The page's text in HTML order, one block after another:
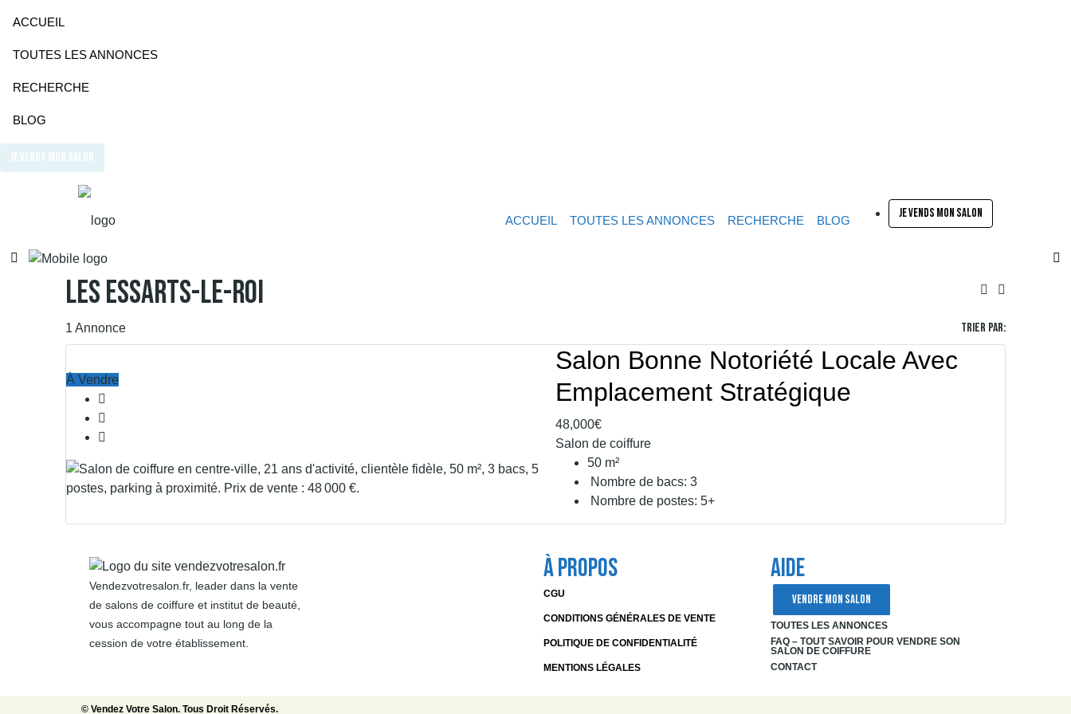
ACCUEIL
TOUTES LES ANNONCES
RECHERCHE
BLOG
JE VENDS MON SALON
ACCUEIL TOUTES LES ANNONCES RECHERCHE BLOG JE VENDS MON SALON
Les Essarts-Le-Roi
1 Annonce Trier par:
À Vendre
Salon Bonne Notoriété Locale Avec
Emplacement Stratégique
48,000€
Salon de coiffure
50 m²
Nombre de bacs:3
Nombre de postes:5+
Vendezvotresalon.fr, leader dans la vente
de salons de coiffure et institut de beauté,
vous accompagne tout au long de la
cession de votre établissement.
À Propos
CGU
CONDITIONS GÉNÉRALES DE VENTE
POLITIQUE DE CONFIDENTIALITÉ
MENTIONS LÉGALES
AIDE
VENDRE MON SALON
TOUTES LES ANNONCES
FAQ – TOUT SAVOIR POUR VENDRE SON
SALON DE COIFFURE
CONTACT
© Vendez Votre Salon. Tous Droit Réservés.